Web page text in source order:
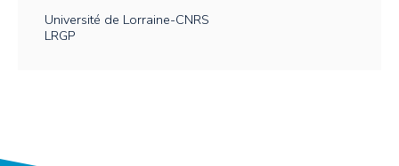
Université de Lorraine-CNRS
LRGP